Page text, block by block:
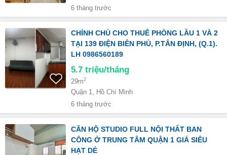
6 tháng trước
CHÍNH CHỦ CHO THUÊ PHÒNG LẦU 1 VÀ 2
TẠI 139 ĐIỆN BIÊN PHỦ, P.TÂN ĐỊNH, (Q.1).
LH 0986560189
5.7 triệu/tháng
29m2
Quận 1, Hồ Chí Minh
6 tháng trước
CĂN HỘ STUDIO FULL NỘI THẤT BAN
CÔNG Ở TRUNG TÂM QUẬN 1 GIÁ SIÊU
HẠT DẺ